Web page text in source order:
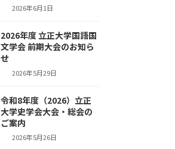
2026年6月1日
2026年度 立正大学国語国
文学会 前期大会のお知ら
せ
2026年5月29日
令和8年度（2026）立正
大学史学会大会・総会の
ご案内
2026年5月26日